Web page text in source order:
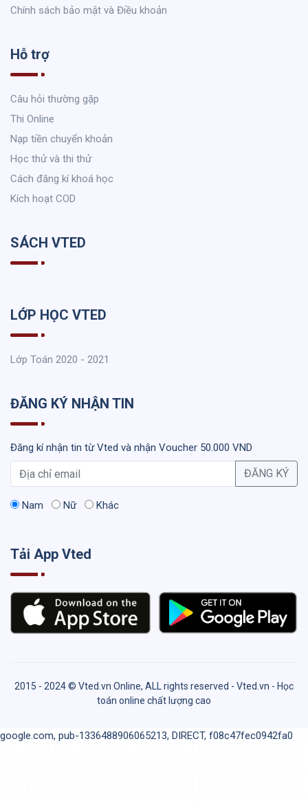
Chính sách bảo mật và Điều khoản
Hỗ trợ
Câu hỏi thường gặp
Thi Online
Nạp tiền chuyển khoản
Học thử và thi thử
Cách đăng kí khoá học
Kích hoạt COD
SÁCH VTED
LỚP HỌC VTED
Lớp Toán 2020 - 2021
ĐĂNG KÝ NHẬN TIN
Đăng kí nhận tin từ Vted và nhận Voucher 50.000 VND
ĐĂNG KÝ
Nam Nữ Khác
Tải App Vted
2015 - 2024 © Vted.vn Online, ALL rights reserved - Vted.vn - Học
toán online chất lượng cao
google.com, pub-1336488906065213, DIRECT, f08c47fec0942fa0